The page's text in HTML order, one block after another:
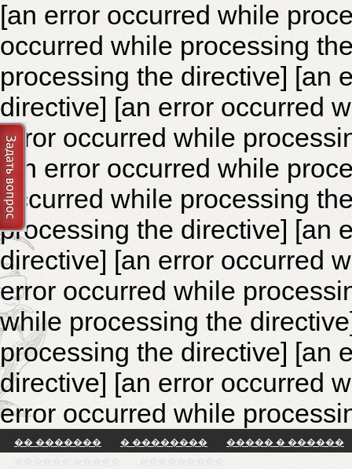
[an error occurred while
occurred while processing
processing the directive] [an
directive] [an error occurred
error occurred while
[an error occurred while
occurred while processing
processing the directive] [an
directive] [an error occurred
error occurred while
while processing the
processing the directive] [an
directive] [an error occurred
error occurred while
�� ������� � ��������
����� � ������